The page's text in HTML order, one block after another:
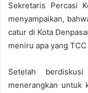
Sekretaris Percasi
menyampaikan,
catur di Kota
meniru apa yang
Setelah
menerangkan untuk